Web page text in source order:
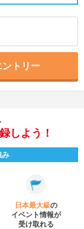
ントリー
しよう！
み
日本最大級の
イベント情報が
受け取れる